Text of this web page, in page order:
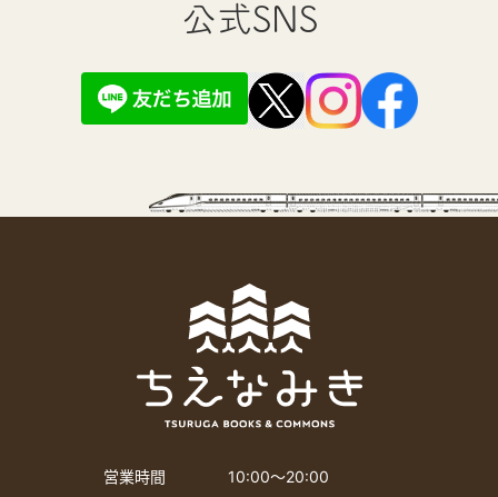
公式SNS
営業時間
10:00〜20:00